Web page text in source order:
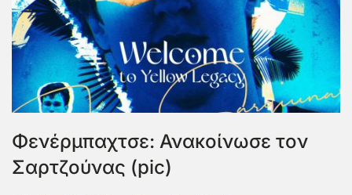
Φενέρμπαχτσε: Ανακοίνωσε τον
Σαρτζούνας (pic)